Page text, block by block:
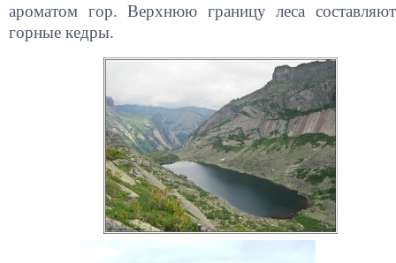
ароматом гор. Верхнюю границу леса составляют
горные кедры.